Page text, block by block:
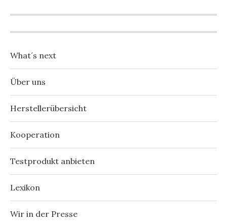
What´s next
Über uns
Herstellerübersicht
Kooperation
Testprodukt anbieten
Lexikon
Wir in der Presse